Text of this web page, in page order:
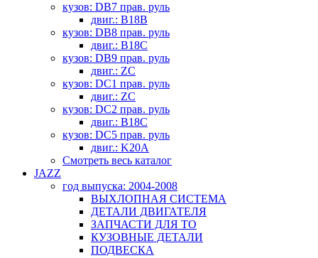
кузов: DB7 прав. руль
двиг.: B18B
кузов: DB8 прав. руль
двиг.: B18C
кузов: DB9 прав. руль
двиг.: ZC
кузов: DC1 прав. руль
двиг.: ZC
кузов: DC2 прав. руль
двиг.: B18C
кузов: DC5 прав. руль
двиг.: K20A
Смотреть весь каталог
JAZZ
год выпуска: 2004-2008
ВЫХЛОПНАЯ СИСТЕМА
ДЕТАЛИ ДВИГАТЕЛЯ
ЗАПЧАСТИ ДЛЯ ТО
КУЗОВНЫЕ ДЕТАЛИ
ПОДВЕСКА